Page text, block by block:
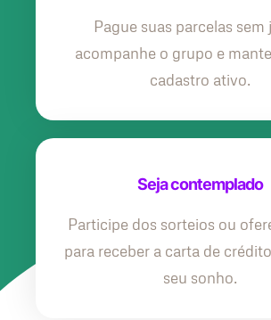
Pague suas parcelas sem
acompanhe o grupo e
cadastro ativo.
Seja contemplado
Participe dos sorteios ou
para receber a carta de
seu sonho.